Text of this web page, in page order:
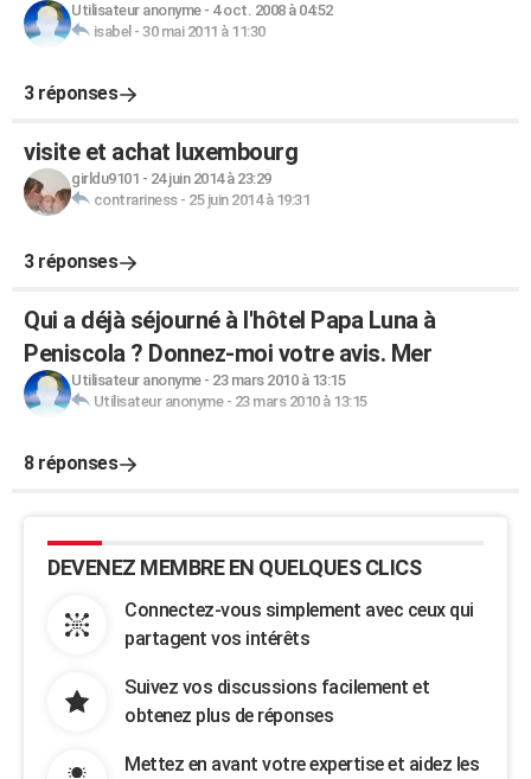
Utilisateur anonyme- 4 oct. 2008 à 04:52
isabel - 30 mai 2011 à 11:30
3 réponses
visite et achat luxembourg
girldu9101 - 24 juin 2014 à 23:29
contrariness- 25 juin 2014 à 19:31
3 réponses
Qui a déjà séjourné à l'hôtel Papa Luna à
Peniscola ? Donnez-moi votre avis. Mer
Utilisateur anonyme- 23 mars 2010 à 13:15
Utilisateur anonyme- 23 mars 2010 à 13:15
8 réponses
DEVENEZ MEMBRE EN QUELQUES CLICS
Connectez-vous simplement avec ceux qui
partagent vos intérêts
Suivez vos discussions facilement et
obtenez plus de réponses
Mettez en avant votre expertise et aidez les